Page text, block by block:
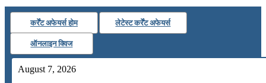
कर्रेंट अफेयर्स होम लेटेस्ट कर्रेंट अफेयर्स
ऑनलाइन क्विज
August 7, 2026